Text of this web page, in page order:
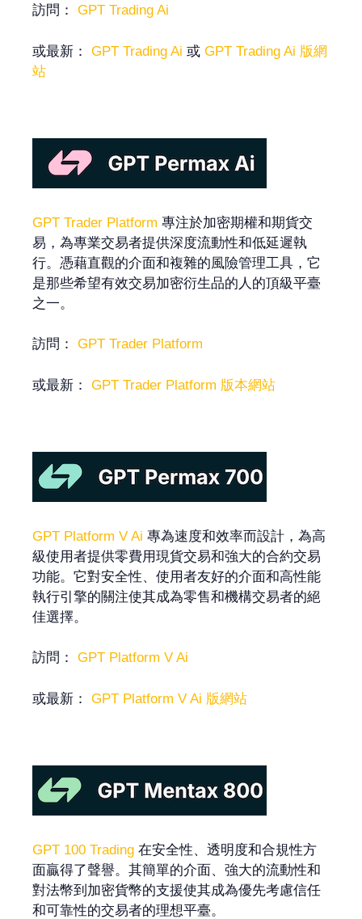
訪問： GPT Trading Ai
或最新： GPT Trading Ai 或 GPT Trading Ai 版網
站
GPT Trader Platform 專注於加密期權和期貨交
易，為專業交易者提供深度流動性和低延遲執
行。憑藉直觀的介面和複雜的風險管理工具，它
是那些希望有效交易加密衍生品的人的頂級平臺
之一。
訪問： GPT Trader Platform
或最新： GPT Trader Platform 版本網站
GPT Platform V Ai 專為速度和效率而設計，為高
級使用者提供零費用現貨交易和強大的合約交易
功能。它對安全性、使用者友好的介面和高性能
執行引擎的關注使其成為零售和機構交易者的絕
佳選擇。
訪問： GPT Platform V Ai
或最新： GPT Platform V Ai 版網站
GPT 100 Trading 在安全性、透明度和合規性方
面贏得了聲譽。其簡單的介面、強大的流動性和
對法幣到加密貨幣的支援使其成為優先考慮信任
和可靠性的交易者的理想平臺。